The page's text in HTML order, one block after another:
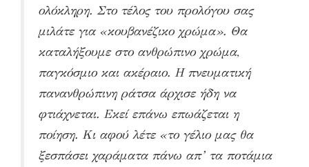
ολόκληρη. Στο τέλος του προλόγου σας
μιλάτε για «κουβανέζικο χρώμα». Θα
καταλήξουμε στο ανθρώπινο χρώμα,
παγκόσμιο και ακέραιο. Η πνευματική
πανανθρώπινη ράτσα άρχισε ήδη να
φτιάχνεται. Εκεί επάνω επωάζεται η
ποίηση. Κι αφού λέτε «το γέλιο μας θα
ξεσπάσει χαράματα πάνω απ’ τα ποτάμια